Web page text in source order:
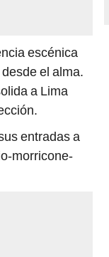
escénica
el alma.
a Lima
entradas a
morricone-